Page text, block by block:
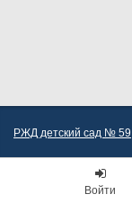
РЖД детский сад № 59
Войти